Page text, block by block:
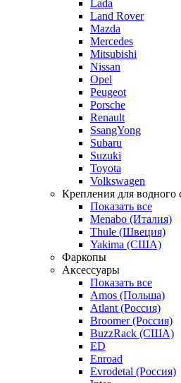
Lada
Land Rover
Mazda
Mercedes
Mitsubishi
Nissan
Opel
Peugeot
Porsche
Renault
SsangYong
Subaru
Suzuki
Toyota
Volkswagen
Крепления для водного
Показать все
Menabo (Италия)
Thule (Швеция)
Yakima (США)
Фаркопы
Аксессуары
Показать все
Amos (Польша)
Atlant (Россия)
Broomer (Россия)
BuzzRack (США)
ED
Enroad
Evrodetal (Россия)